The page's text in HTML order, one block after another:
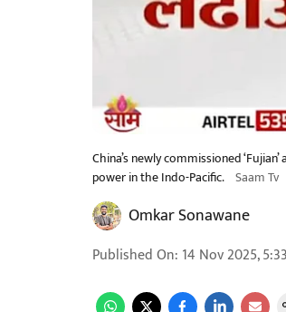
China’s newly commissioned
power in the Indo-Pacific. Saam Tv
Omkar Sonawane
Published On: 14 Nov 2025,